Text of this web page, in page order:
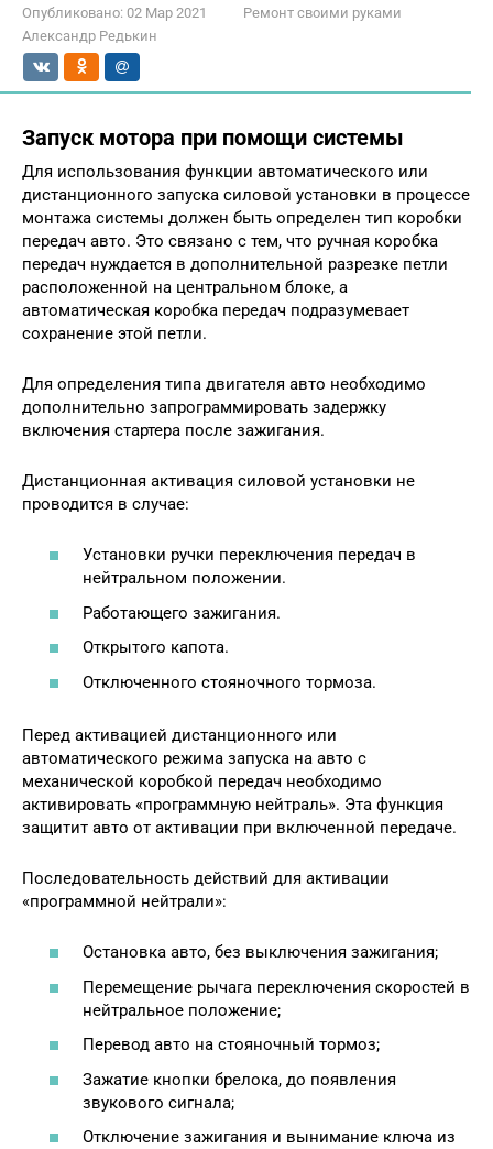
Опубликовано: 02 Мар 2021
Ремонт своими руками
Александр Редькин
Запуск мотора при помощи системы
Для использования функции автоматического или
дистанционного запуска силовой установки в процессе
монтажа системы должен быть определен тип коробки
передач авто. Это связано с тем, что ручная коробка
передач нуждается в дополнительной разрезке петли
расположенной на центральном блоке, а
автоматическая коробка передач подразумевает
сохранение этой петли.
Для определения типа двигателя авто необходимо
дополнительно запрограммировать задержку
включения стартера после зажигания.
Дистанционная активация силовой установки не
проводится в случае:
Установки ручки переключения передач в
нейтральном положении.
Работающего зажигания.
Открытого капота.
Отключенного стояночного тормоза.
Перед активацией дистанционного или
автоматического режима запуска на авто с
механической коробкой передач необходимо
активировать «программную нейтраль». Эта функция
защитит авто от активации при включенной передаче.
Последовательность действий для активации
«программной нейтрали»:
Остановка авто, без выключения зажигания;
Перемещение рычага переключения скоростей в
нейтральное положение;
Перевод авто на стояночный тормоз;
Зажатие кнопки брелока, до появления
звукового сигнала;
Отключение зажигания и вынимание ключа из